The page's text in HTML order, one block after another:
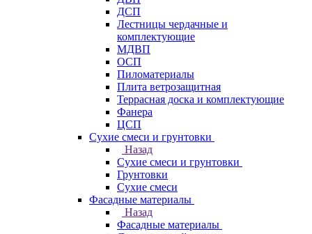
ДСП
Лестницы чердачные и
комплектующие
МДВП
ОСП
Пиломатериалы
Плита ветрозащитная
Террасная доска и комплектующие
Фанера
ЦСП
Сухие смеси и грунтовки
Назад
Сухие смеси и грунтовки
Грунтовки
Сухие смеси
Фасадные материалы
Назад
Фасадные материалы